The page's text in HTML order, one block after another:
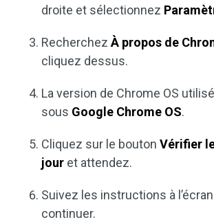
droite et sélectionnez
RecherchezÀ propos de
cliquez dessus.
La version de Chrome OS
sous Google Chrome OS.
Cliquez sur le bouton Vérifier
jour et attendez.
Suivez les instructions à
continuer.